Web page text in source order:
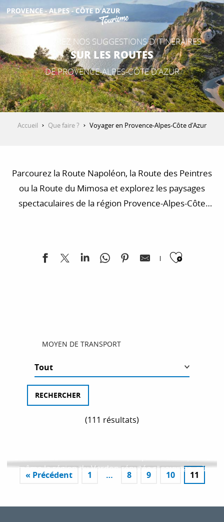
Aller
au
principal
DÉCOUVRIR
QUE FAIRE ?
SÉJOURNER
DÉCOUVREZ NOS SUGGESTIONS D'ITINÉRAIRES
SUR LES ROUTES
DE PROVENCE-ALPES-CÔTE D'AZUR
Accueil Que faire ? Voyager en Provence-Alpes-Côte d’Azur
Parcourez la Route Napoléon, la Route des Peintres
ou la Route du Mimosa et explorez les paysages
spectaculaires de la région Provence-Alpes-Côte
MOYEN DE TRANSPORT
(111 résultats)
même la région du Verdon réputée si sauvage, où
les routes suivent les lacs et parcourent les grands
« Précédent 1 … 8 9 10 11
SE DÉPLACER EN RÉGION
Il y a ceux qui se sentent en voyage à peine leur
LIRE LA SUITE